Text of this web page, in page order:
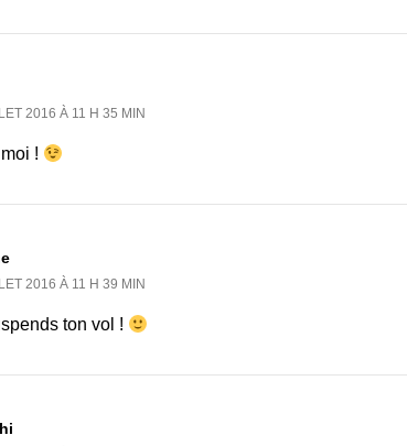
2016 À 11 H 35 MIN
!
2016 À 11 H 39 MIN
ton vol !